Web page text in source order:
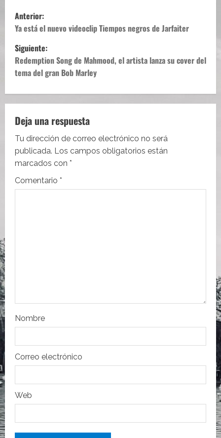
N
a
v
e
g
a
c
i
ó
t
r
a
d
a
s
Anterior:
Ya está el nuevo videoclip Tiempos negros de Jarfaiter
Siguiente:
Redemption Song de Mahmood, el artista lanza su cover del
tema del gran Bob Marley
Deja una respuesta
Tu dirección de correo electrónico no será
publicada. Los campos obligatorios están
marcados con *
Comentario *
Nombre
Correo electrónico
Web